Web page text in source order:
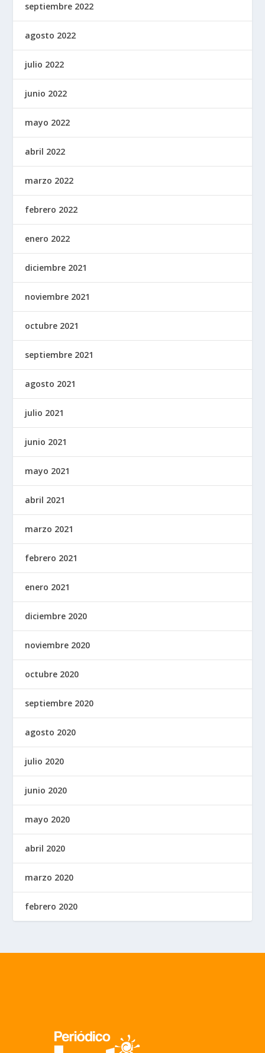
septiembre 2022
agosto 2022
julio 2022
junio 2022
mayo 2022
abril 2022
marzo 2022
febrero 2022
enero 2022
diciembre 2021
noviembre 2021
octubre 2021
septiembre 2021
agosto 2021
julio 2021
junio 2021
mayo 2021
abril 2021
marzo 2021
febrero 2021
enero 2021
diciembre 2020
noviembre 2020
octubre 2020
septiembre 2020
agosto 2020
julio 2020
junio 2020
mayo 2020
abril 2020
marzo 2020
febrero 2020